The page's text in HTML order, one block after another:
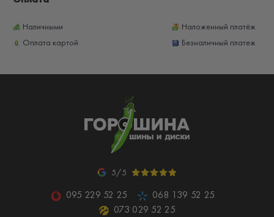
Наличными
Наложенный платёж
Оплата картой
Безналичный платеж
5/5
095 229 52 25
068 139 52 25
073 029 52 25